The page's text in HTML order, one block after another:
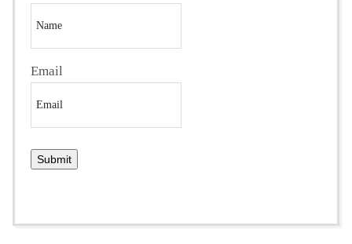
Email